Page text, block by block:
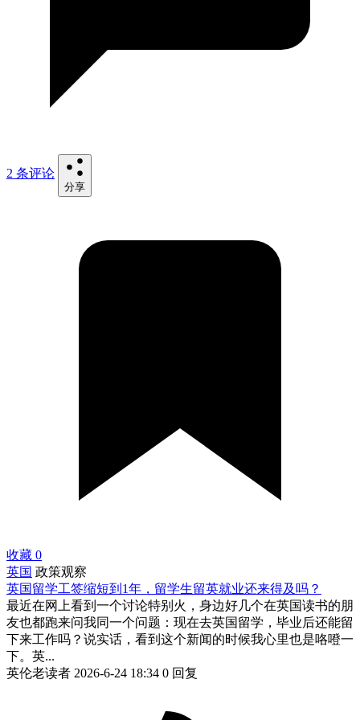
2 条评论
分享
收藏 0
英国 政策观察
英国留学工签缩短到1年，留学生留英就业还来得及吗？
最近在网上看到一个讨论特别火，身边好几个在英国读书的朋
友也都跑来问我同一个问题：现在去英国留学，毕业后还能留
下来工作吗？说实话，看到这个新闻的时候我心里也是咯噔一
下。英...
英伦老读者 2026-6-24 18:34 0 回复